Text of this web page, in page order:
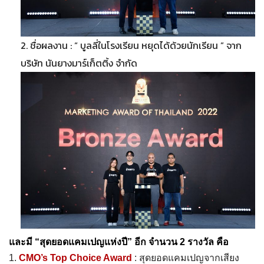
2. ชื่อผลงาน : “ บูลลี่ในโรงเรียน หยุดได้ด้วยนักเรียน ” จาก
บริษัท นันยางมาร์เก็ตติ้ง จำกัด
และมี “สุดยอดแคมเปญแห่งปี” อีก จำนวน 2 รางวัล คือ
1. CMO’s Top Choice Award : สุดยอดแคมเปญจากเสียง